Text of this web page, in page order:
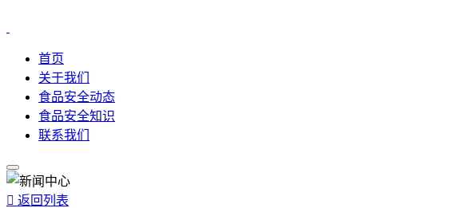
首页
关于我们
食品安全动态
食品安全知识
联系我们
 返回列表